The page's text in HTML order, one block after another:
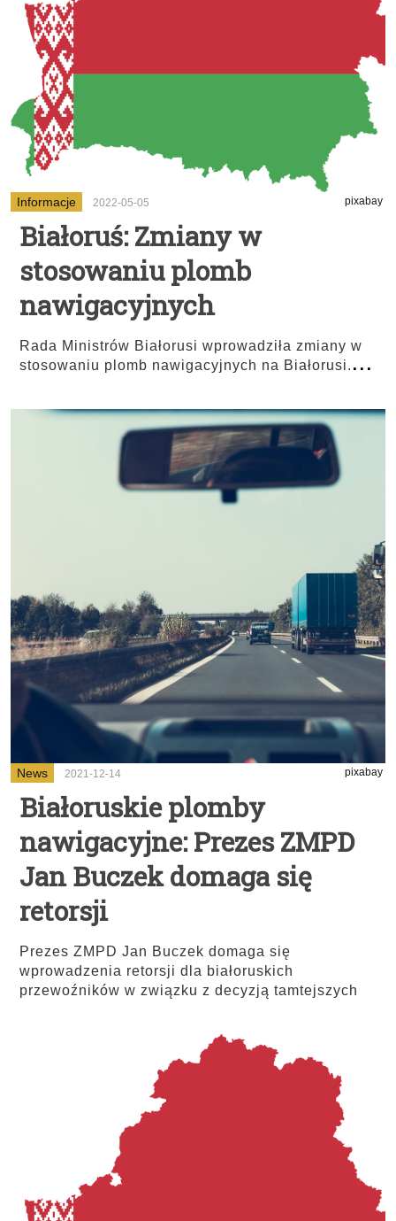
Informacje 2022-05-05 pixabay
Białoruś: Zmiany w
stosowaniu plomb
nawigacyjnych
Rada Ministrów Białorusi wprowadziła zmiany w
stosowaniu plomb nawigacyjnych na Białorusi....
News 2021-12-14 pixabay
Białoruskie plomby
nawigacyjne: Prezes ZMPD
Jan Buczek domaga się
retorsji
Prezes ZMPD Jan Buczek domaga się
wprowadzenia retorsji dla białoruskich
przewoźników w związku z decyzją tamtejszych